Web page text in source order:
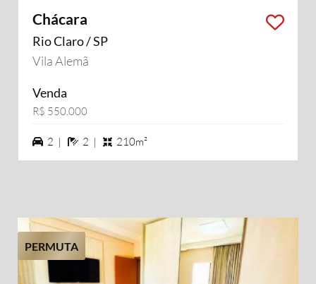
Chácara
Rio Claro / SP
Vila Alemã
Venda
R$ 550.000
2 vagas na garagem
2 | 2 banheiros
2 | 210m²
PERMUTA